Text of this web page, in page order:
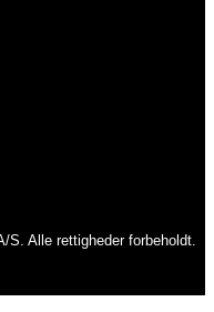
Alle rettigheder forbeholdt.